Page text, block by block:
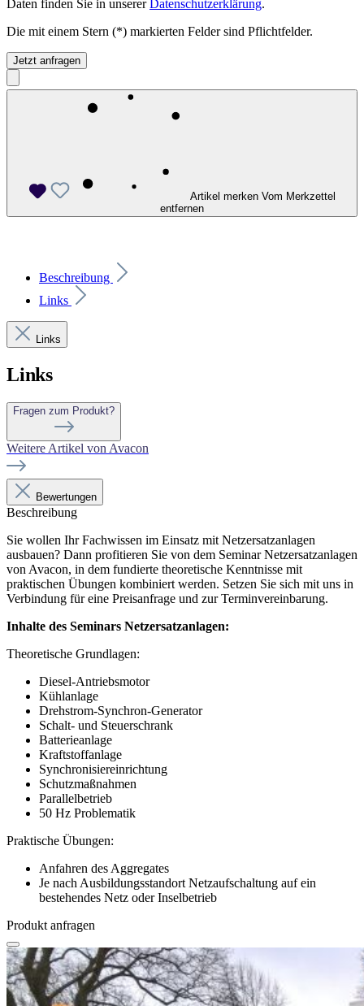
Daten finden Sie in unserer Datenschutzerklärung.
Die mit einem Stern (*) markierten Felder sind Pflichtfelder.
Jetzt anfragen
Artikel merken Vom Merkzettel
entfernen
Beschreibung
Links
Links
Links
Fragen zum Produkt?
Weitere Artikel von Avacon
Bewertungen
Beschreibung
Sie wollen Ihr Fachwissen im Einsatz mit Netzersatzanlagen
ausbauen? Dann profitieren Sie von dem Seminar Netzersatzanlagen
von Avacon, in dem fundierte theoretische Kenntnisse mit
praktischen Übungen kombiniert werden. Setzen Sie sich mit uns in
Verbindung für eine Preisanfrage und zur Terminvereinbarung.
Inhalte des Seminars Netzersatzanlagen:
Theoretische Grundlagen:
Diesel-Antriebsmotor
Kühlanlage
Drehstrom-Synchron-Generator
Schalt- und Steuerschrank
Batterieanlage
Kraftstoffanlage
Synchronisiereinrichtung
Schutzmaßnahmen
Parallelbetrieb
50 Hz Problematik
Praktische Übungen:
Anfahren des Aggregates
Je nach Ausbildungsstandort Netzaufschaltung auf ein
bestehendes Netz oder Inselbetrieb
Produkt anfragen